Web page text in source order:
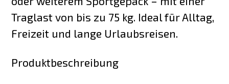
Traglast von bis zu 75 kg. Ideal für Alltag,
Freizeit und lange Urlaubsreisen.
Produktbeschreibung